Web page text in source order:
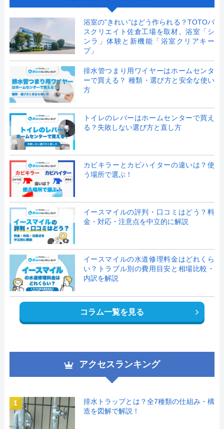
浴室の”きれい”はどう作られる？TOTOバ
スクリエイト佐倉工場を取材。浴室「シ
ンラ」体験と新機能「浴室クリアキー
プ」
排水管つまり用ワイヤーはホームセンタ
ーで買える？ 種類・選び方と安全な使い
方
トイレのレバーはホームセンターで買え
る？失敗しない選び方と直し方
カビキラーとカビハイターの違いは？使
う場所で選ぶ！
イースマイルの評判・口コミはどう？料
金・対応・注意点を中立的に解説
イースマイルの水道修理料金はどれくら
い？トラブル別の費用目安と相場比較・
内訳を解説
コラム一覧を見る
アクセスランキング
1
排水トラップとは？全7種類の仕組み・構
造を図解で解説！